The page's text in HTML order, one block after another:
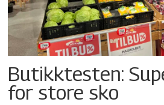
Butikktesten:
for store sko